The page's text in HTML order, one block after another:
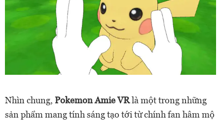
Nhìn chung, Pokemon Amie VRlà một trong những
sản phẩm mang tính sáng tạo tới từ chính fan hâm mộ